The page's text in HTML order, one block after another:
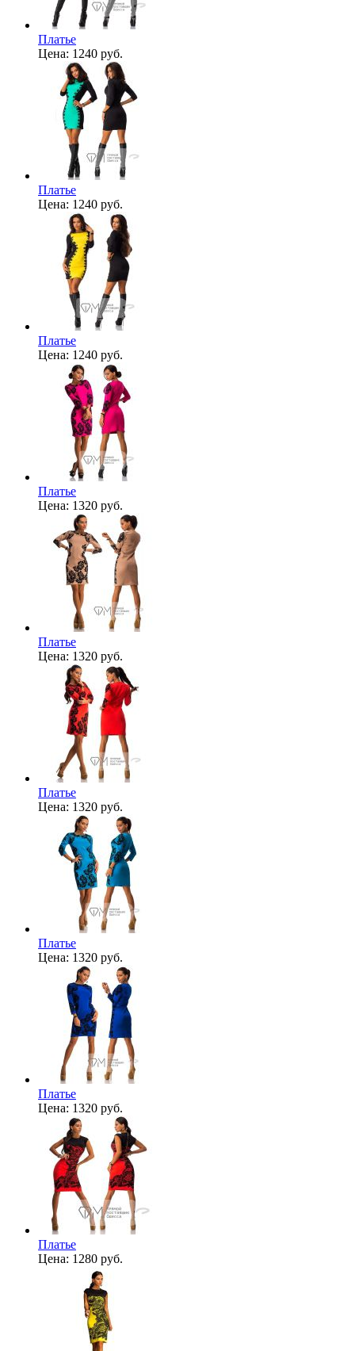
Платье
Цена: 1240 руб.
Платье
Цена: 1240 руб.
Платье
Цена: 1240 руб.
Платье
Цена: 1320 руб.
Платье
Цена: 1320 руб.
Платье
Цена: 1320 руб.
Платье
Цена: 1320 руб.
Платье
Цена: 1320 руб.
Платье
Цена: 1280 руб.